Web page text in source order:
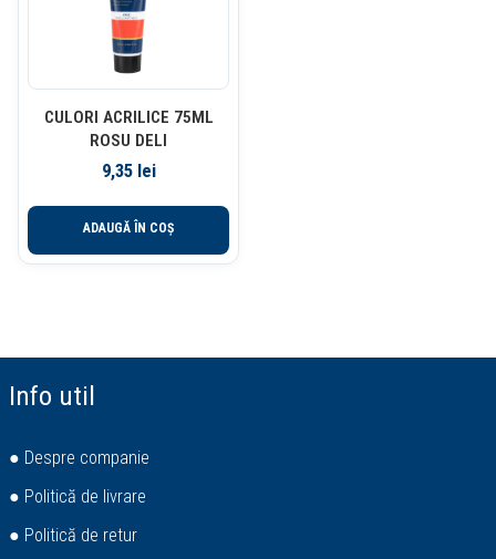
CULORI ACRILICE 75ML
ROSU DELI
9,35 lei
ADAUGĂ ÎN COȘ
Info util
● Despre companie
● Politică de livrare
● Politică de retur